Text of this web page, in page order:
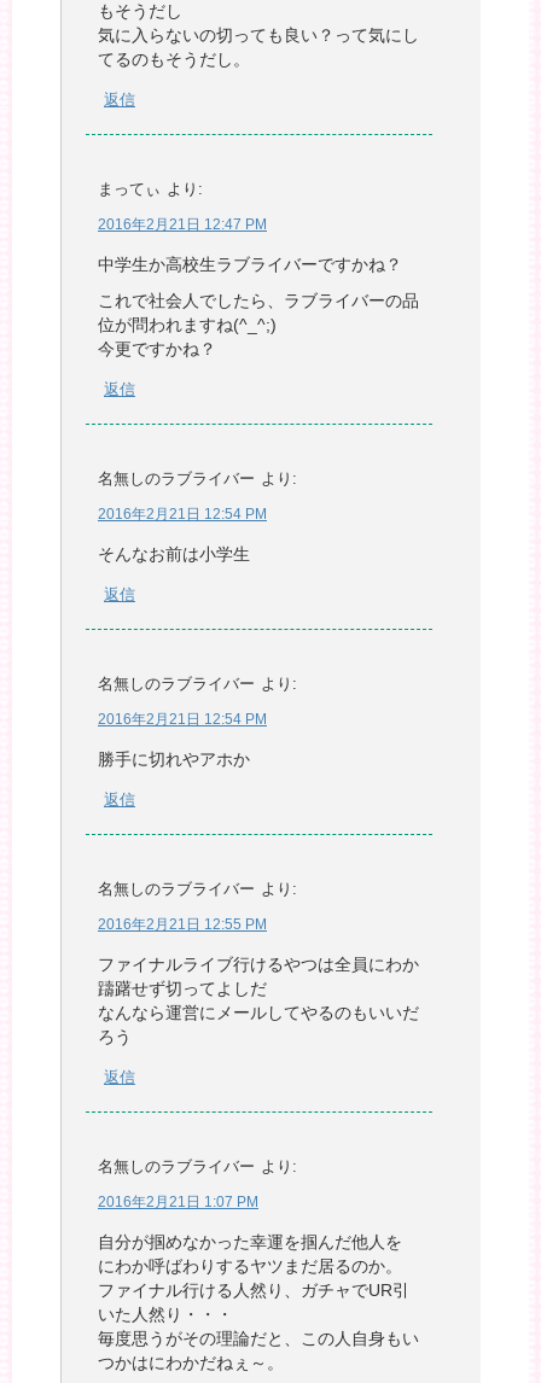
もそうだし
気に入らないの切っても良い？って気にし
てるのもそうだし。
返信
まってぃ より:
2016年2月21日 12:47 PM
中学生か高校生ラブライバーですかね？
これで社会人でしたら、ラブライバーの品
位が問われますね(^_^;)
今更ですかね？
返信
名無しのラブライバー より:
2016年2月21日 12:54 PM
そんなお前は小学生
返信
名無しのラブライバー より:
2016年2月21日 12:54 PM
勝手に切れやアホか
返信
名無しのラブライバー より:
2016年2月21日 12:55 PM
ファイナルライブ行けるやつは全員にわか
躊躇せず切ってよしだ
なんなら運営にメールしてやるのもいいだ
ろう
返信
名無しのラブライバー より:
2016年2月21日 1:07 PM
自分が掴めなかった幸運を掴んだ他人を
にわか呼ばわりするヤツまだ居るのか。
ファイナル行ける人然り、ガチャでUR引
いた人然り・・・
毎度思うがその理論だと、この人自身もい
つかはにわかだねぇ～。